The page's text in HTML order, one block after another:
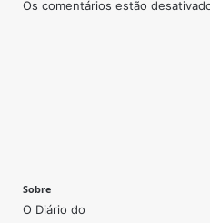
Os comentários estão
Sobre
O Diário do